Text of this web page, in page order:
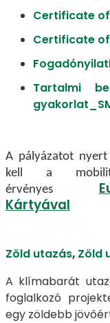
Certificate
Certificate
Tartalmi
A pályázatot nyert
kell a
érvényes
Kártyával
Zöld utazás, Zöld
A klímabarát
foglalkozó
egy zöldebb